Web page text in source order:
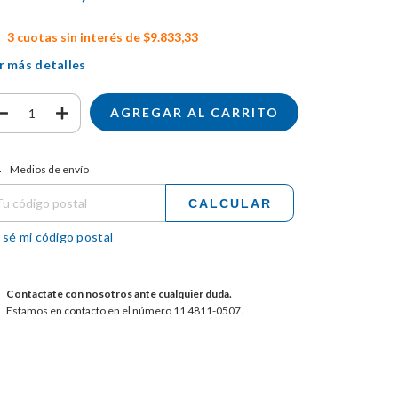
3 cuotas sin interés de$9.833,33
más detalles
para el CP:
Medios de envío
CALCULAR
sé mi código postal
Contactate con nosotros ante cualquier duda.
Estamos en contacto en el número 11 4811-0507.